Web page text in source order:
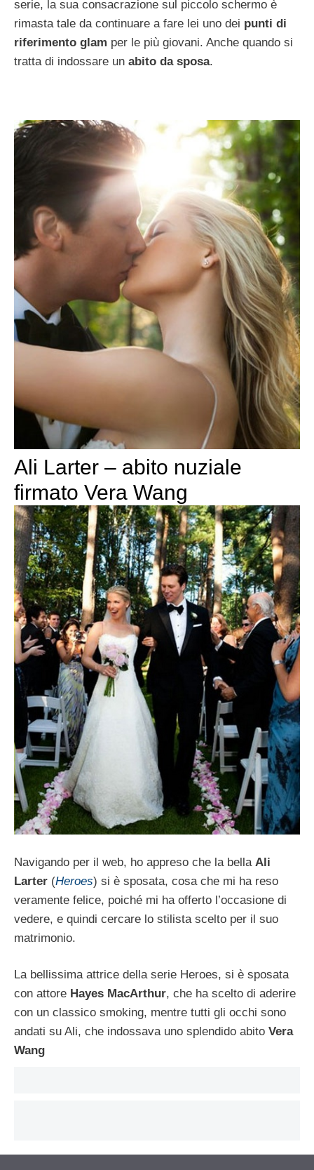
serie, la sua consacrazione sul piccolo schermo è
rimasta tale da continuare a fare lei uno dei punti di
riferimento glam per le più giovani. Anche quando si
tratta di indossare un abito da sposa.
Ali Larter – abito nuziale
firmato Vera Wang
Navigando per il web, ho appreso che la bella Ali
Larter (Heroes) si è sposata, cosa che mi ha reso
veramente felice, poiché mi ha offerto l’occasione di
vedere, e quindi cercare lo stilista scelto per il suo
matrimonio.
La bellissima attrice della serie Heroes, si è sposata
con attore Hayes MacArthur, che ha scelto di aderire
con un classico smoking, mentre tutti gli occhi sono
andati su Ali, che indossava uno splendido abito Vera
Wang